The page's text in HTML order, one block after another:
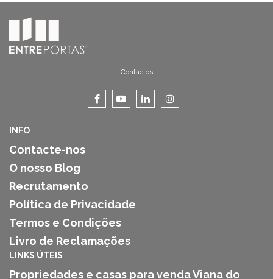
Contactos
INFO
Contacte-nos
O nosso Blog
Recrutamento
Política de Privacidade
Termos e Condições
Livro de Reclamações
LINKS ÚTEIS
Propriedades e casas para venda Viana do